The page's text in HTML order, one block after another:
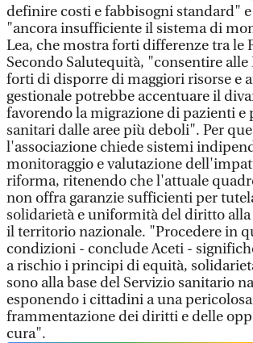
definire costi e fabbisogni standard"
"ancora insufficiente il sistema di
Lea, che mostra forti differenze tra le
Secondo Salutequità, "consentire
forti di disporre di maggiori risorse e
gestionale potrebbe accentuare il
favorendo la migrazione di pazienti e
sanitari dalle aree più deboli". Per
l'associazione chiede sistemi
monitoraggio e valutazione
riforma, ritenendo che l'attuale
non offra garanzie sufficienti per
solidarietà e uniformità del diritto
il territorio nazionale. "Procedere in
condizioni - conclude Aceti -
a rischio i principi di equità,
sono alla base del Servizio sanitario
esponendo i cittadini a una pericolosa
frammentazione dei diritti e delle
cura".